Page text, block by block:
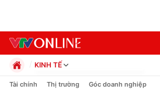
KINH TẾ
Chính trị
Tài chính Thị trường Góc doanh nghiệp